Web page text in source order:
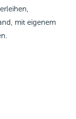
mit eigenem